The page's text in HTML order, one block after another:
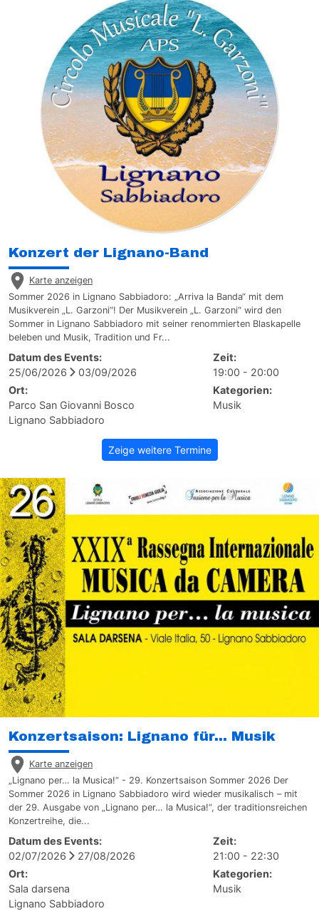
Konzert der Lignano-Band
Karte anzeigen
Sommer 2026 in Lignano Sabbiadoro: „Arriva la Banda“ mit dem
Musikverein „L. Garzoni“! Der Musikverein „L. Garzoni“ wird den
Sommer in Lignano Sabbiadoro mit seiner renommierten Blaskapelle
beleben und Musik, Tradition und Fr...
Datum des Events:
25/06/2026
03/09/2026
Zeit:
19:00 - 20:00
Ort:
Parco San Giovanni Bosco
Lignano Sabbiadoro
Kategorien:
Musik
Zeige weitere Termine
Konzertsaison: Lignano für... Musik
Karte anzeigen
„Lignano per… la Musica!“ - 29. Konzertsaison Sommer 2026 Der
Sommer 2026 in Lignano Sabbiadoro wird wieder musikalisch – mit
der 29. Ausgabe von „Lignano per… la Musica!“, der traditionsreichen
Konzertreihe, die...
Datum des Events:
02/07/2026
27/08/2026
Zeit:
21:00 - 22:30
Ort:
Sala darsena
Lignano Sabbiadoro
Kategorien:
Musik